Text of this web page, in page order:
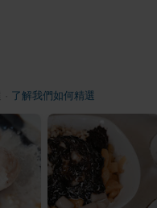
了解我們如何精選